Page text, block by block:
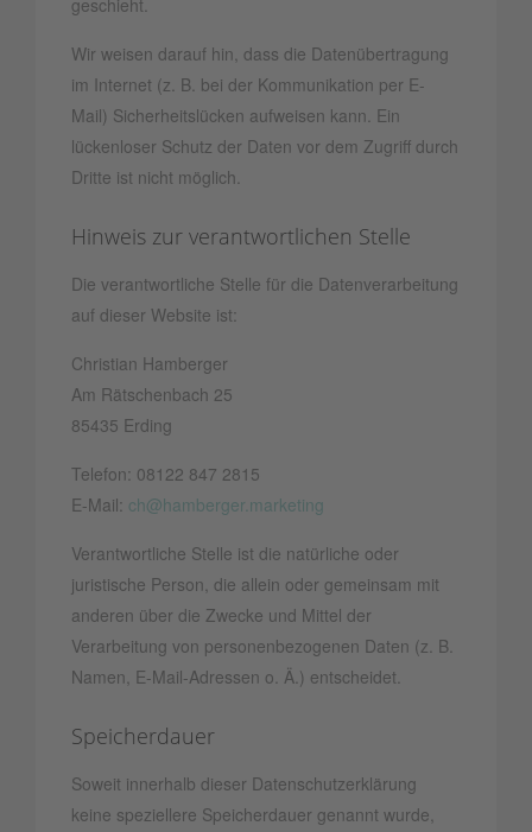
geschieht.
Wir weisen darauf hin, dass die Datenübertragung
im Internet (z. B. bei der Kommunikation per E-
Mail) Sicherheitslücken aufweisen kann. Ein
lückenloser Schutz der Daten vor dem Zugriff durch
Dritte ist nicht möglich.
Hinweis zur verantwortlichen Stelle
Die verantwortliche Stelle für die Datenverarbeitung
auf dieser Website ist:
Christian Hamberger
Am Rätschenbach 25
85435 Erding
Telefon: 08122 847 2815
E-Mail: ch@hamberger.marketing
Verantwortliche Stelle ist die natürliche oder
juristische Person, die allein oder gemeinsam mit
anderen über die Zwecke und Mittel der
Verarbeitung von personenbezogenen Daten (z. B.
Namen, E-Mail-Adressen o. Ä.) entscheidet.
Speicherdauer
Soweit innerhalb dieser Datenschutzerklärung
keine speziellere Speicherdauer genannt wurde,